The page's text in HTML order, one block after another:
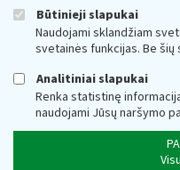
Būtinieji slapukai
Naudojami sklandžiam
svetainės funkcijas. Be
Analitiniai slapukai
Renka statistinę
naudojami Jūsų naršymo